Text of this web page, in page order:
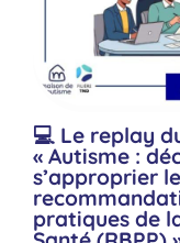
💻 Le replay
« Autisme :
s’approprier
pratiques de